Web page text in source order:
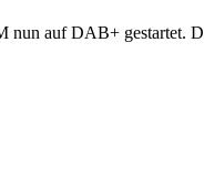
nun auf DAB+ gestartet.